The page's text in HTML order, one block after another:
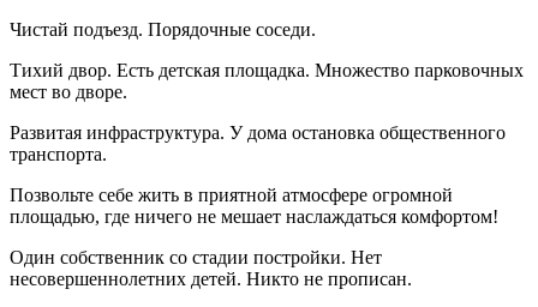
Чистай подъезд. Порядочные соседи.
Тихий двор. Есть детская площадка. Множество парковочных
мест во дворе.
Развитая инфраструктура. У дома остановка общественного
транспорта.
Позвольте себе жить в приятной атмосфере огромной
площадью, где ничего не мешает наслаждаться комфортом!
Один собственник со стадии постройки. Нет
несовершеннолетних детей. Никто не прописан.